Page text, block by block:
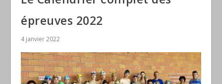
épreuves 2022
4 janvier 2022